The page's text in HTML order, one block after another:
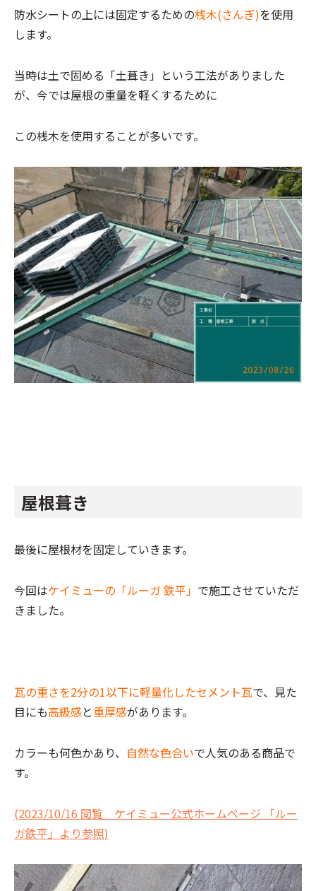
防水シートの上には固定するための桟木(さんぎ)を使用
します。
当時は土で固める「土葺き」という工法がありました
が、今では屋根の重量を軽くするために
この桟木を使用することが多いです。
屋根葺き
最後に屋根材を固定していきます。
今回はケイミューの「ルーガ 鉄平」 で施工させていただ
きました。
瓦の重さを2分の1以下に軽量化したセメント瓦で、見た
目にも高級感と重厚感があります。
カラーも何色かあり、 自然な色合いで人気のある商品で
す。
(2023/10/16 閲覧 ケイミュー公式ホームページ 「ルー
ガ鉄平」より参照)